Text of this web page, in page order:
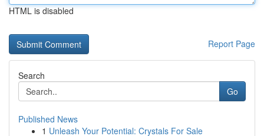
HTML is disabled
Report Page
Search
Go
Published News
1 Unleash Your Potential: Crystals For Sale